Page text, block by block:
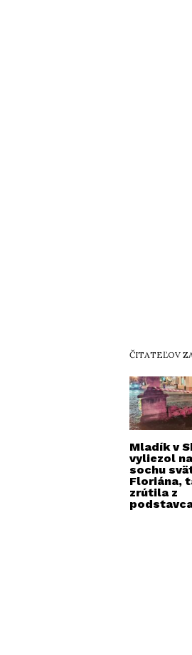
ČITATEĽOV
Mladík v
vyliezol na
sochu
Floriána,
zrútila z